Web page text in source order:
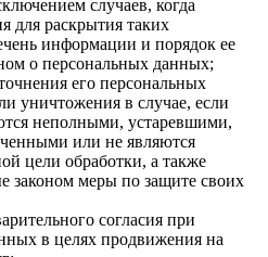
случаев, когда
для раскрытия таких
информации и порядок ее
о персональных данных;
его персональных
уничтожения в случае, если
неполными, устаревшими,
или не являются
цели обработки, а также
законом меры по защите своих
согласия при
в целях продвижения на